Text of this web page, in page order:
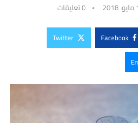
0 تعليقات
Facebook
Twitter